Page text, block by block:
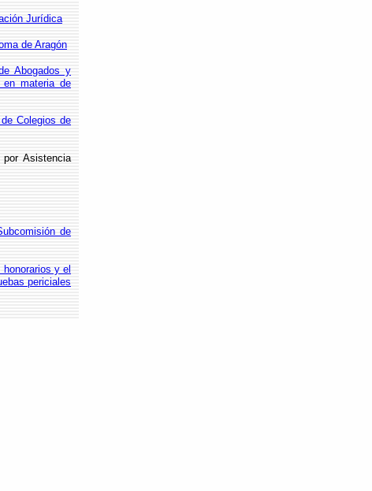
Jurídica
de Aragón
Abogados y
en materia de
Colegios de
Asistencia
de
y el
periciales